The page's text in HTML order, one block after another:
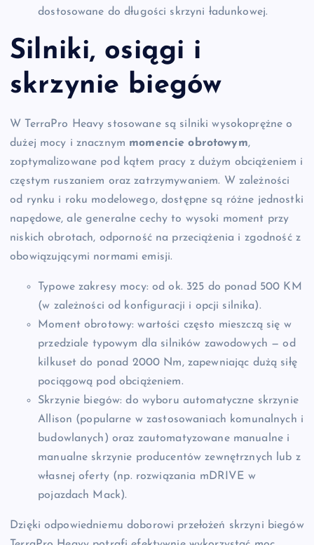
dostosowane do długości skrzyni ładunkowej.
Silniki, osiągi i
skrzynie biegów
W TerraPro Heavy stosowane są silniki wysokoprężne o
dużej mocy i znacznym momencie obrotowym,
zoptymalizowane pod kątem pracy z dużym obciążeniem i
częstym ruszaniem oraz zatrzymywaniem. W zależności
od rynku i roku modelowego, dostępne są różne jednostki
napędowe, ale generalne cechy to wysoki moment przy
niskich obrotach, odporność na przeciążenia i zgodność z
obowiązującymi normami emisji.
Typowe zakresy mocy: od ok. 325 do ponad 500 KM
(w zależności od konfiguracji i opcji silnika).
Moment obrotowy: wartości często mieszczą się w
przedziale typowym dla silników zawodowych — od
kilkuset do ponad 2000 Nm, zapewniając dużą siłę
pociągową pod obciążeniem.
Skrzynie biegów: do wyboru automatyczne skrzynie
Allison (popularne w zastosowaniach komunalnych i
budowlanych) oraz zautomatyzowane manualne i
manualne skrzynie producentów zewnętrznych lub z
własnej oferty (np. rozwiązania mDRIVE w
pojazdach Mack).
Dzięki odpowiedniemu doborowi przełożeń skrzyni biegów